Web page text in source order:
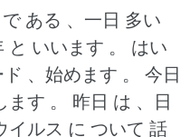
ある 、一日 多い
いいます 。
はい
、始めます 。
今日
す 。
昨日 は 、日
イルス に ついて 話